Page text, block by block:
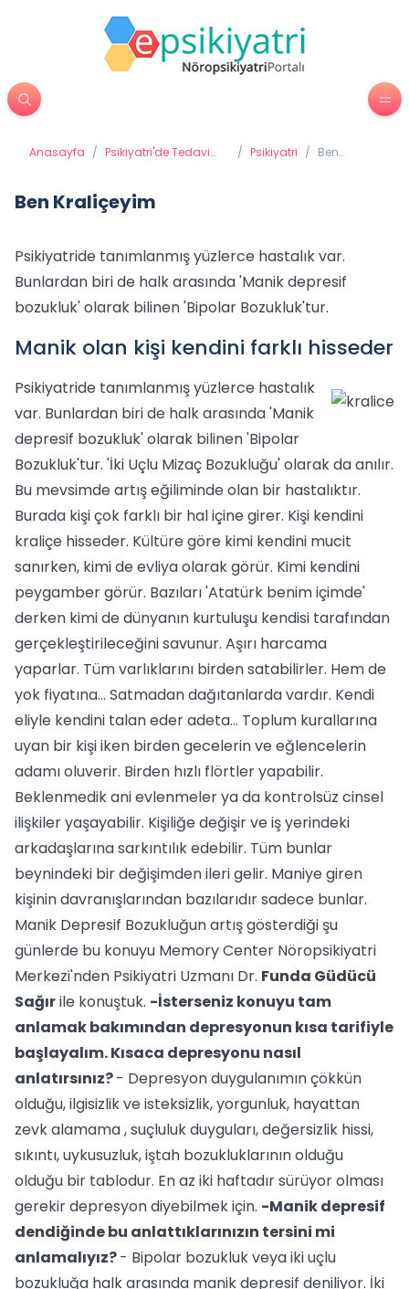
Anasayfa / Psikiyatri'de Tedavi
/ Psikiyatri / Ben
Ben Kraliçeyim
Psikiyatride tanımlanmış yüzlerce hastalık var.
Bunlardan biri de halk arasında 'Manik depresif
bozukluk' olarak bilinen 'Bipolar Bozukluk'tur.
Manik olan kişi kendini farklı hisseder
Psikiyatride tanımlanmış yüzlerce hastalık
var. Bunlardan biri de halk arasında 'Manik
depresif bozukluk' olarak bilinen 'Bipolar
Bozukluk'tur. 'İki Uçlu Mizaç Bozukluğu' olarak da anılır.
Bu mevsimde artış eğiliminde olan bir hastalıktır.
Burada kişi çok farklı bir hal içine girer. Kişi kendini
kraliçe hisseder. Kültüre göre kimi kendini mucit
sanırken, kimi de evliya olarak görür. Kimi kendini
peygamber görür. Bazıları 'Atatürk benim içimde'
derken kimi de dünyanın kurtuluşu kendisi tarafından
gerçekleştirileceğini savunur. Aşırı harcama
yaparlar. Tüm varlıklarını birden satabilirler. Hem de
yok fiyatına… Satmadan dağıtanlarda vardır. Kendi
eliyle kendini talan eder adeta… Toplum kurallarına
uyan bir kişi iken birden gecelerin ve eğlencelerin
adamı oluverir. Birden hızlı flörtler yapabilir.
Beklenmedik ani evlenmeler ya da kontrolsüz cinsel
ilişkiler yaşayabilir. Kişiliğe değişir ve iş yerindeki
arkadaşlarına sarkıntılık edebilir. Tüm bunlar
beynindeki bir değişimden ileri gelir. Maniye giren
kişinin davranışlarından bazılarıdır sadece bunlar.
Manik Depresif Bozukluğun artış gösterdiği şu
günlerde bu konuyu Memory Center Nöropsikiyatri
Merkezi'nden Psikiyatri Uzmanı Dr. Funda Güdücü
Sağırile konuştuk. -İsterseniz konuyu tam
anlamak bakımından depresyonun kısa tarifiyle
başlayalım. Kısaca depresyonu nasıl
anlatırsınız?- Depresyon duygulanımın çökkün
olduğu, ilgisizlik ve isteksizlik, yorgunluk, hayattan
zevk alamama , suçluluk duyguları, değersizlik hissi,
sıkıntı, uykusuzluk, iştah bozukluklarının olduğu
olduğu bir tablodur. En az iki haftadır sürüyor olması
gerekir depresyon diyebilmek için. -Manik depresif
dendiğinde bu anlattıklarınızın tersini mi
anlamalıyız?- Bipolar bozukluk veya iki uçlu
bozukluğa halk arasında manik depresif deniliyor. İki